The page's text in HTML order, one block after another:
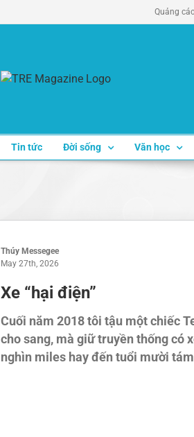
Quảng
Tin tức Đời sống Văn học
Thúy Messegee
May 27th, 2026
Xe “hại điện”
Cuối năm 2018 tôi tậu một chiếc
cho sang, mà giữ truyền thống có
nghìn miles hay đến tuổi mười